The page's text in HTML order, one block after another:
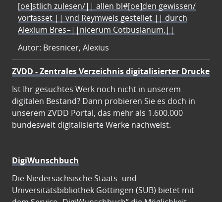
[oe]stlich zulesen/|| allen bl#[oe]den gewissen/
vorfasset || vnd Reymweis gestellet || durch
Alexium Bres=||nicerum Cotbusianum.||
Autor: Bresnicer, Alexius
ZVDD - Zentrales Verzeichnis digitalisierter Drucke
Ist Ihr gesuchtes Werk noch nicht in unserem
digitalen Bestand? Dann probieren Sie es doch in
unserem ZVDD Portal, das mehr als 1.600.000
bundesweit digitalisierte Werke nachweist.
DigiWunschbuch
Die Niedersächsische Staats- und
Universitätsbibliothek Göttingen (SUB) bietet mit